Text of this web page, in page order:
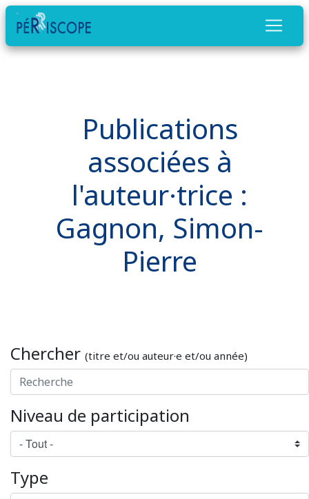
Publications
associées à
l'auteur·trice :
Gagnon, Simon-
Pierre
Chercher (titre et/ou auteur·e et/ou année)
Niveau de participation
Type